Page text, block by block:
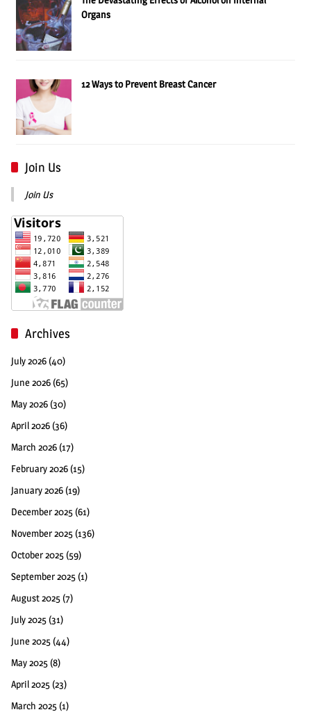
Organs
12 Ways to Prevent Breast Cancer
Join Us
Join Us
Archives
July 2026 (40)
June 2026 (65)
May 2026 (30)
April 2026 (36)
March 2026 (17)
February 2026 (15)
January 2026 (19)
December 2025 (61)
November 2025 (136)
October 2025 (59)
September 2025 (1)
August 2025 (7)
July 2025 (31)
June 2025 (44)
May 2025 (8)
April 2025 (23)
March 2025 (1)